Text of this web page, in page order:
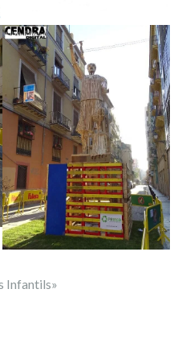
Infantils»